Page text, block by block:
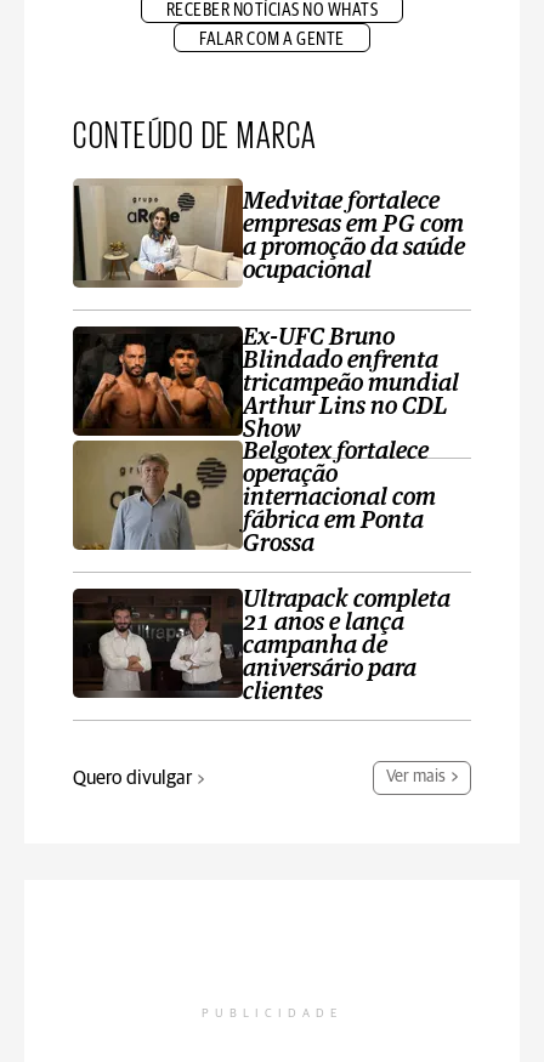
RECEBER NOTÍCIAS NO WHATS
FALAR COM A GENTE
CONTEÚDO DE MARCA
Medvitae fortalece
empresas em PG com
a promoção da saúde
ocupacional
Ex-UFC Bruno
Blindado enfrenta
tricampeão mundial
Arthur Lins no CDL
Show
Belgotex fortalece
operação
internacional com
fábrica em Ponta
Grossa
Ultrapack completa
21 anos e lança
campanha de
aniversário para
clientes
Quero divulgar Ver mais
PUBLICIDADE